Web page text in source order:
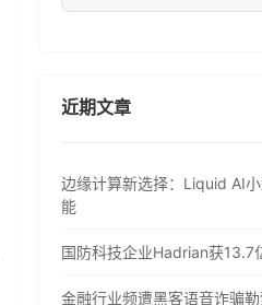
近期文章
边缘计算新选择：Liquid AI
能
国防科技企业Hadrian获13.7
金融行业频遭黑客语音诈骗勒